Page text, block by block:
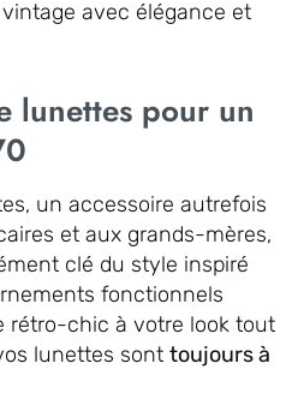
avec élégance et
lunettes pour un
un accessoire autrefois
et aux grands-mères,
clé du style inspiré
fonctionnels
rétro-chic à votre look tout
lunettes sont toujours à